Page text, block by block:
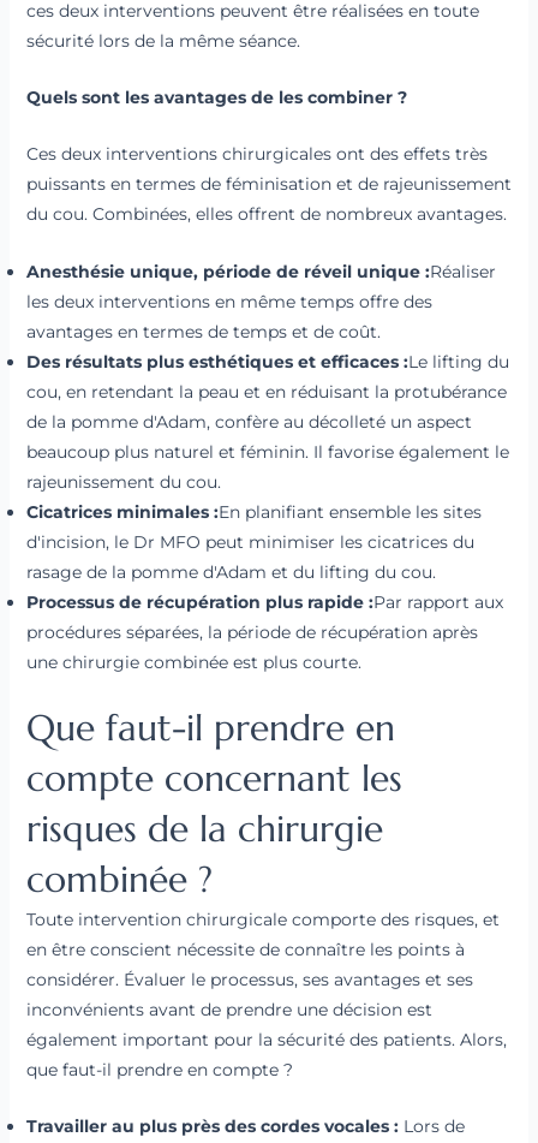
ces deux interventions peuvent être réalisées en toute
sécurité lors de la même séance.
Quels sont les avantages de les combiner ?
Ces deux interventions chirurgicales ont des effets très
puissants en termes de féminisation et de rajeunissement
du cou. Combinées, elles offrent de nombreux avantages.
Anesthésie unique, période de réveil unique :Réaliser
les deux interventions en même temps offre des
avantages en termes de temps et de coût.
Des résultats plus esthétiques et efficaces :Le lifting du
cou, en retendant la peau et en réduisant la protubérance
de la pomme d'Adam, confère au décolleté un aspect
beaucoup plus naturel et féminin. Il favorise également le
rajeunissement du cou.
Cicatrices minimales :En planifiant ensemble les sites
d'incision, le Dr MFO peut minimiser les cicatrices du
rasage de la pomme d'Adam et du lifting du cou.
Processus de récupération plus rapide :Par rapport aux
procédures séparées, la période de récupération après
une chirurgie combinée est plus courte.
Que faut-il prendre en
compte concernant les
risques de la chirurgie
combinée ?
Toute intervention chirurgicale comporte des risques, et
en être conscient nécessite de connaître les points à
considérer. Évaluer le processus, ses avantages et ses
inconvénients avant de prendre une décision est
également important pour la sécurité des patients. Alors,
que faut-il prendre en compte ?
Travailler au plus près des cordes vocales :Lors de